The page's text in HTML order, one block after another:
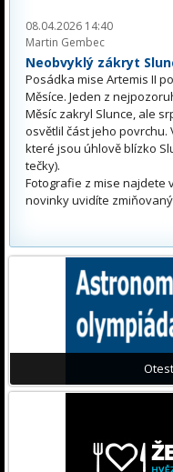
08.04.2026 14:40
Martin Gembec
Neobvyklý zákryt
Posádka mise Artemis II
Měsíce. Jeden z
Měsíc zakryl Slunce, ale
osvětlil část jeho povrchu.
které jsou úhlově blízko
tečky).
Fotografie z mise najdete
novinky uvidíte